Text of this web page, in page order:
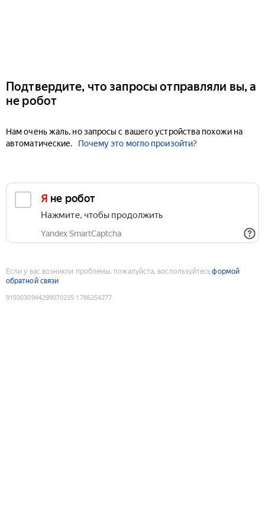
Подтвердите, что запросы отправляли вы, а
не робот
Нам очень жаль, но запросы с вашего устройства похожи на
автоматические.
Почему это могло произойти?
Я не робот
Нажмите, чтобы продолжить
Yandex SmartCaptcha
Если у вас возникли проблемы, пожалуйста, воспользуйтесьформой
обратной связи
9193030944299070235:1786254277